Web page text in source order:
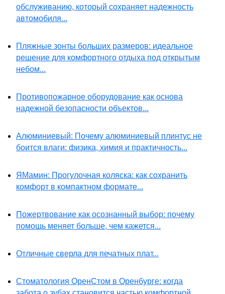
обслуживанию, который сохраняет надежность
автомобиля...
Пляжные зонты больших размеров: идеальное
решение для комфортного отдыха под открытым
небом...
Противопожарное оборудование как основа
надежной безопасности объектов...
Алюминиевый: Почему алюминиевый плинтус не
боится влаги: физика, химия и практичность...
ЯМамин: Прогулочная коляска: как сохранить
комфорт в компактном формате...
Пожертвование как осознанный выбор: почему
помощь меняет больше, чем кажется...
Отличные сверла для печатных плат...
Стоматология ОренСтом в Оренбурге: когда